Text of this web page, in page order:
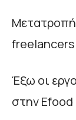
Έξω οι
στην Efood